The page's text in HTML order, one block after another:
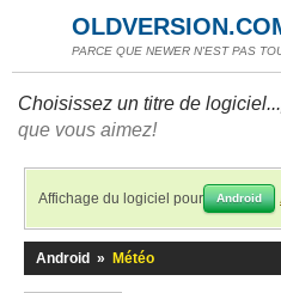
PARCE QUE NEWER N'EST PAS
Choisissez un titre de logiciel...
que vous aimez!
Affichage du logiciel pour Android
Android » Météo